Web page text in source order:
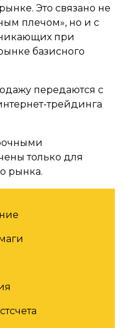
Это связано не
плечом», но и с
при
базисного
передаются с
трейдинга
только для
рынка.